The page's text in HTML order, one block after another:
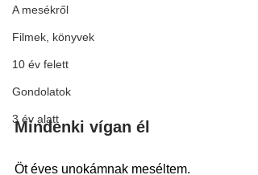
A mesékről
Filmek, könyvek
10 év felett
Gondolatok
3 év alatt
Mindenki vígan él
Öt éves unokámnak meséltem.